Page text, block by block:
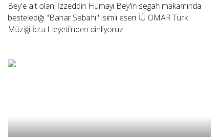
Bey'e ait olan, İzzeddin Hümayi Bey'in segah makamında
bestelediği "Bahar Sabahı" isimli eseri İÜ OMAR Türk
Müziği İcra Heyeti'nden dinliyoruz.